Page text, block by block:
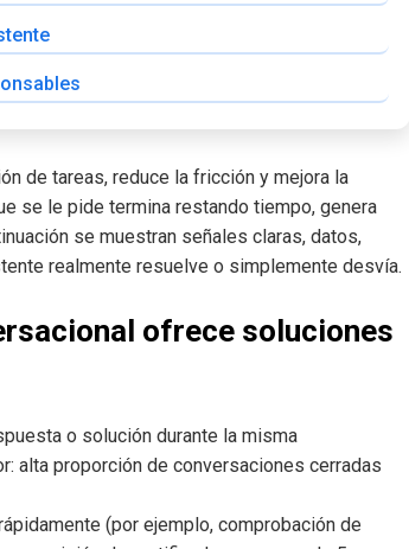
de tareas, reduce la fricción y mejora la
se le pide termina restando tiempo, genera
se muestran señales claras, datos,
realmente resuelve o simplemente desvía.
ofrece soluciones
o solución durante la misma
alta proporción de conversaciones cerradas
(por ejemplo, comprobación de